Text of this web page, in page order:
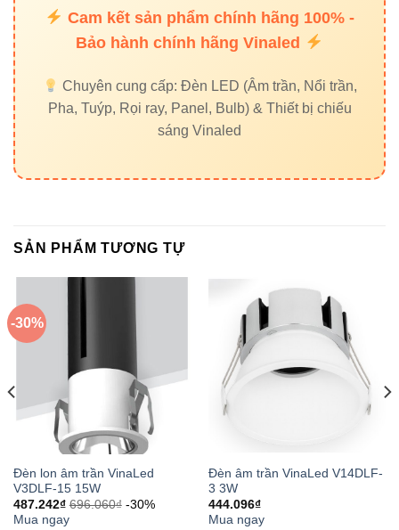
Đèn nhà xưởng Vinaled
Đèn led tuýp Vinaled
6. External links – tăng độ tin
cậy nội dung
Thiết bị điện VIKI
nhanh
V18DLA-9 9W là một trong những mẫu đèn được nhiều
chủ nhà – kiến trúc sư – chủ công trình tin dùng. Để nhận
báo giá chính hãng, vui lòng liên hệ:
Địa chỉ:
37C Street No. 1, Phường Long Trường, TP.
Thủ Đức, TP. HCM
Phone/Zalo:0933 320 468 – 0948 946 109 – 0938 461
348
Website: Đèn led Vinaled
Cam kết sản phẩm chính hãng 100% -
Bảo hành chính hãng Vinaled
Chuyên cung cấp: Đèn LED (Âm trần, Nổi trần,
Pha, Tuýp, Rọi ray, Panel, Bulb) & Thiết bị chiếu
sáng Vinaled
SẢN PHẨM TƯƠNG TỰ
-30%
Đèn lon âm trần VinaLed
V3DLF-15 15W
487.242₫ 696.060₫ -30%
Mua ngay
Đèn âm trần VinaLed V14DLF-
3 3W
444.096₫
Mua ngay